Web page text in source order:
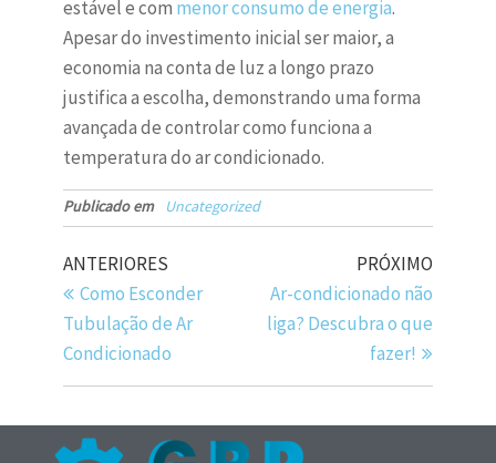
estável e com menor consumo de energia.
Apesar do investimento inicial ser maior, a
economia na conta de luz a longo prazo
justifica a escolha, demonstrando uma forma
avançada de controlar como funciona a
temperatura do ar condicionado.
Publicado em Uncategorized
ANTERIORES
Como Esconder
Tubulação de Ar
Condicionado
PRÓXIMO
Ar-condicionado não
liga? Descubra o que
fazer!